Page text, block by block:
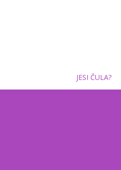
JESI ČULA?